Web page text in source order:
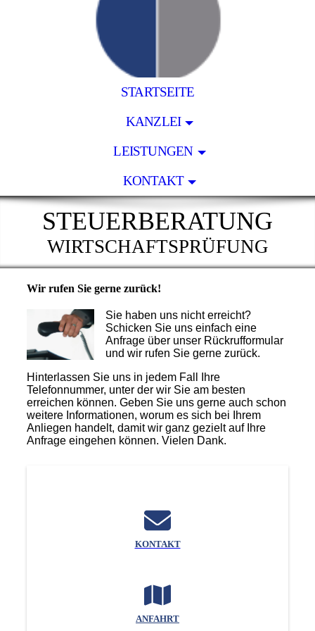
STARTSEITE
KANZLEI
LEISTUNGEN
KONTAKT
STEUERBERATUNG
WIRTSCHAFTSPRÜFUNG
Wir rufen Sie gerne zurück!
Sie haben uns nicht erreicht?
Schicken Sie uns einfach eine
Anfrage über unser Rückrufformular
und wir rufen Sie gerne zurück.
Hinterlassen Sie uns in jedem Fall Ihre
Telefonnummer, unter der wir Sie am besten
erreichen können. Geben Sie uns gerne auch schon
weitere Informationen, worum es sich bei Ihrem
Anliegen handelt, damit wir ganz gezielt auf Ihre
Anfrage eingehen können. Vielen Dank.
KONTAKT
ANFAHRT